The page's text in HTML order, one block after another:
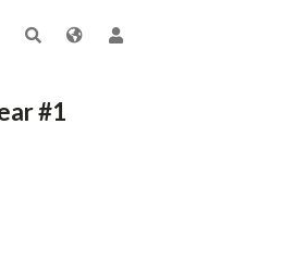
#1